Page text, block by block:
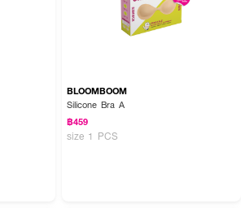
BLOOMBOOM
Silicone Bra A
฿459
size 1 PCS